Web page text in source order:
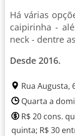
Há várias
caipirinha -
neck - dentre
Desde 2016.
Rua Augusta,
Quarta a
R$ 20 cons.
quinta; R$ 30